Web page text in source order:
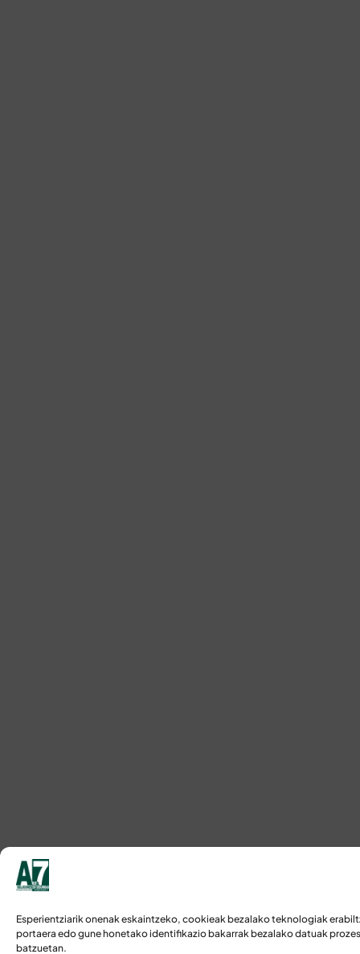
Esperientziarik onenak eskaintzeko, cookieak bezalako teknologiak
portaera edo gune honetako identifikazio bakarrak bezalako datuak
batzuetan.